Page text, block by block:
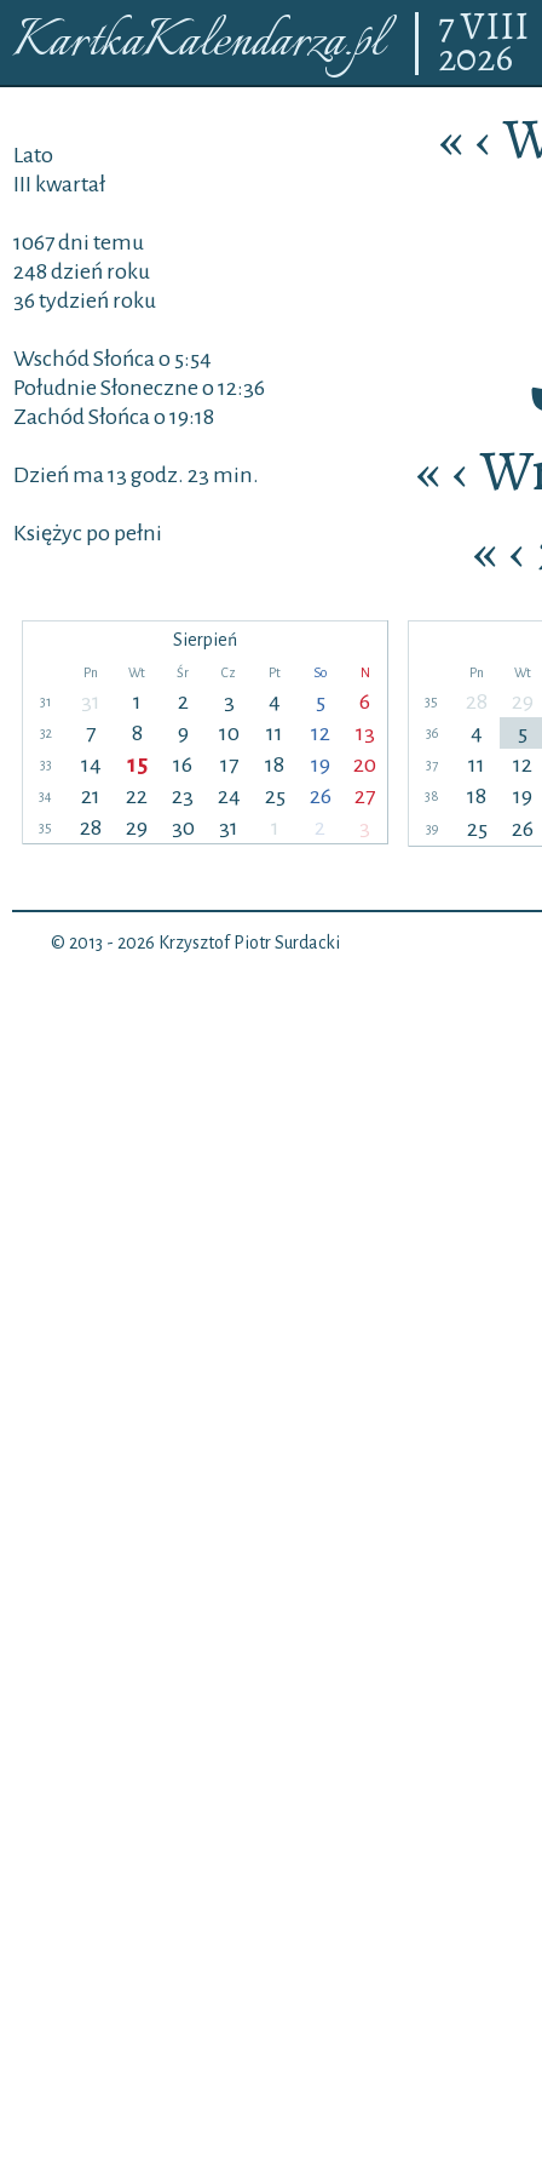
KartkaKalendarza.pl 7VIII
2026
Lato
III kwartał
1067 dni temu
248 dzień roku
36 tydzień roku
Wschód Słońca o 5:54
Południe Słoneczne o 12:36
Zachód Słońca o 19:18
Dzień ma 13 godz. 23 min.
Księżyc po pełni
«‹
«‹
«‹
Sierpień
Pn Wt Śr Cz Pt So
N
31
31 1 2 3 4 5 6
32 7 8 9 10 11 12 13
33 14 15 16 17 18 19 20
34 21 22 23 24 25 26 27
35 28 29 30 31 1 2 3
Pn
Wt
35
28 29
36 4 5
37 11 12
38 18 19
39 25 26
© 2013 - 2026 Krzysztof Piotr Surdacki